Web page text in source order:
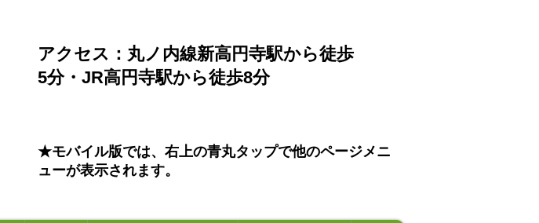
​アクセス：丸ノ内線新高円寺駅から徒歩
5分・JR高円寺駅から徒歩8分
★モバイル版では、右上の青丸タップで他のページメニ
ューが表示されます。